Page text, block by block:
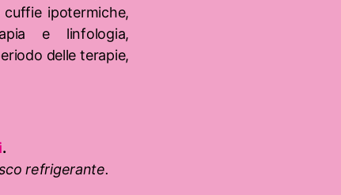
ipotermiche,
e linfologia,
delle terapie,
.
refrigerante.